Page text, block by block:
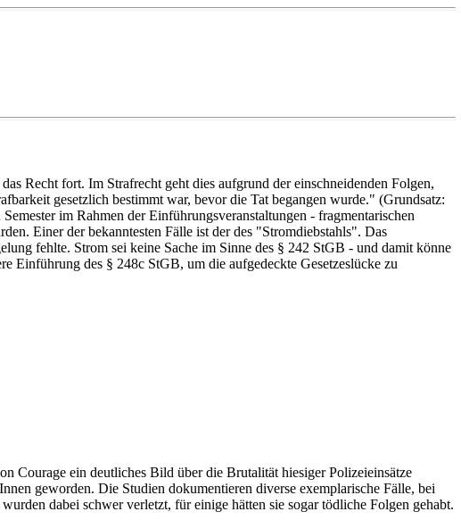
Recht fort. Im Strafrecht geht dies aufgrund der einschneidenden Folgen,
gesetzlich bestimmt war, bevor die Tat begangen wurde." (Grundsatz:
im Rahmen der Einführungsveranstaltungen - fragmentarischen
Einer der bekanntesten Fälle ist der des "Stromdiebstahls". Das
fehlte. Strom sei keine Sache im Sinne des § 242 StGB - und damit könne
Einführung des § 248c StGB, um die aufgedeckte Gesetzeslücke zu
Courage ein deutliches Bild über die Brutalität hiesiger Polizeieinsätze
geworden. Die Studien dokumentieren diverse exemplarische Fälle, bei
dabei schwer verletzt, für einige hätten sie sogar tödliche Folgen gehabt.